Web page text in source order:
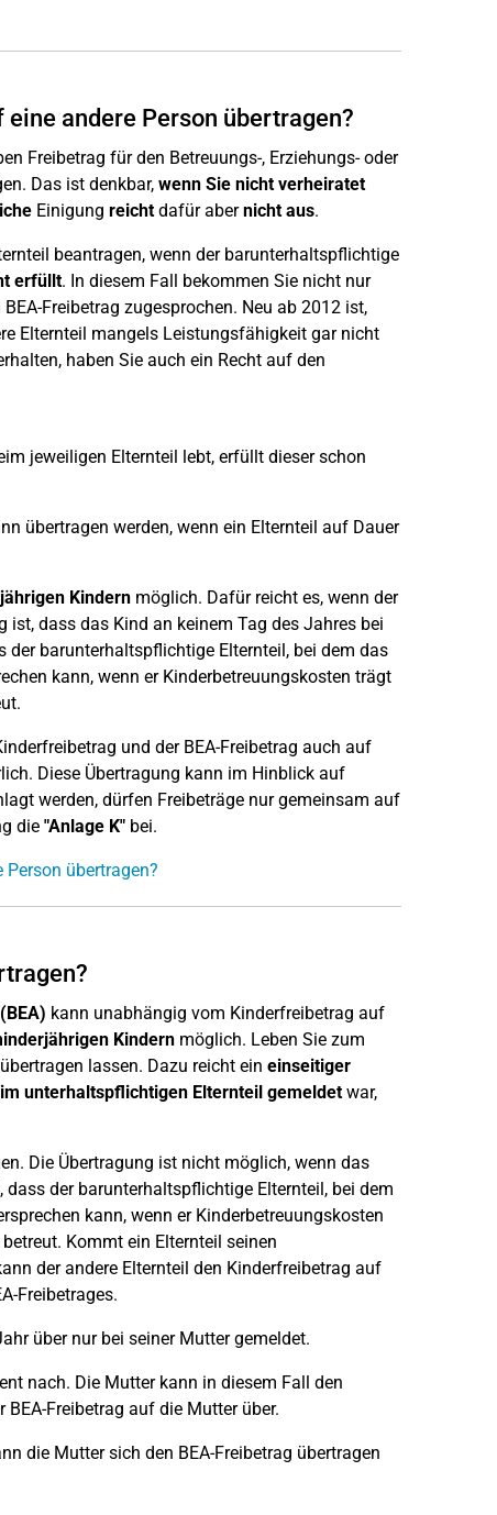
andere Person übertragen?
Freibetrag für den Betreuungs-, Erziehungs- oder
Das ist denkbar, wenn Sie nicht verheiratet
Einigung reichtdafür abernicht aus.
beantragen, wenn der barunterhaltspflichtige
erfüllt. In diesem Fall bekommen Sie nicht nur
Freibetrag zugesprochen. Neu ab 2012 ist,
Elternteil mangels Leistungsfähigkeit gar nicht
haben Sie auch ein Recht auf den
jeweiligen Elternteil lebt, erfüllt dieser schon
übertragen werden, wenn ein Elternteil auf Dauer
Kindernmöglich. Dafür reicht es, wenn der
ist, dass das Kind an keinem Tag des Jahres bei
barunterhaltspflichtige Elternteil, bei dem das
kann, wenn er Kinderbetreuungskosten trägt
und der BEA-Freibetrag auch auf
Diese Übertragung kann im Hinblick auf
werden, dürfen Freibeträge nur gemeinsam auf
die "Anlage K"bei.
übertragen?
kann unabhängig vom Kinderfreibetrag auf
Kindernmöglich. Leben Sie zum
lassen. Dazu reicht ein einseitiger
unterhaltspflichtigen Elternteil gemeldetwar,
Die Übertragung ist nicht möglich, wenn das
der barunterhaltspflichtige Elternteil, bei dem
kann, wenn er Kinderbetreuungskosten
Kommt ein Elternteil seinen
der andere Elternteil den Kinderfreibetrag auf
Freibetrages.
über nur bei seiner Mutter gemeldet.
nach. Die Mutter kann in diesem Fall den
Freibetrag auf die Mutter über.
die Mutter sich den BEA-Freibetrag übertragen